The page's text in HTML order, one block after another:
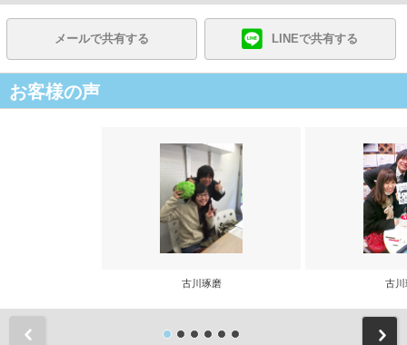
メールで共有する LINEで共有する
お客様の声
古川琢磨 古川